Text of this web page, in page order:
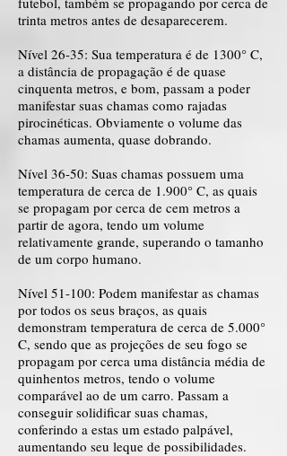
trinta metros antes de desaparecerem.
Nível 26-35: Sua temperatura é de 1300° C,
a distância de propagação é de quase
cinquenta metros, e bom, passam a poder
manifestar suas chamas como rajadas
pirocinéticas. Obviamente o volume das
chamas aumenta, quase dobrando.
Nível 36-50: Suas chamas possuem uma
temperatura de cerca de 1.900° C, as quais
se propagam por cerca de cem metros a
partir de agora, tendo um volume
relativamente grande, superando o tamanho
de um corpo humano.
Nível 51-100: Podem manifestar as chamas
por todos os seus braços, as quais
demonstram temperatura de cerca de 5.000°
C, sendo que as projeções de seu fogo se
propagam por cerca uma distância média de
quinhentos metros, tendo o volume
comparável ao de um carro. Passam a
conseguir solidificar suas chamas,
conferindo a estas um estado palpável,
aumentando seu leque de possibilidades.